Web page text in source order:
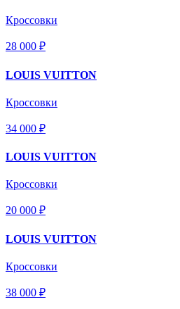
Кроссовки
28 000 ₽
LOUIS VUITTON
Кроссовки
34 000 ₽
LOUIS VUITTON
Кроссовки
20 000 ₽
LOUIS VUITTON
Кроссовки
38 000 ₽